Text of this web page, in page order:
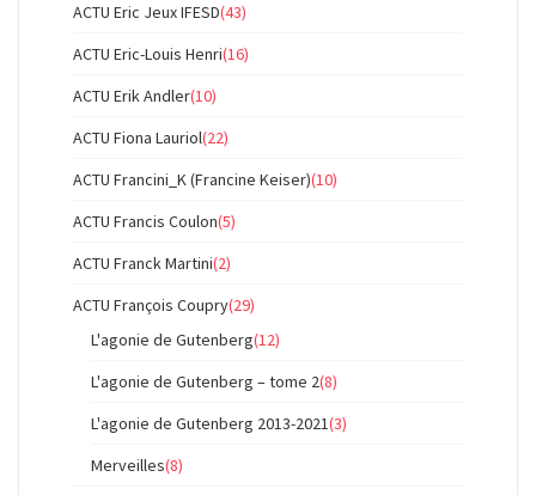
ACTU Eric Jeux IFESD(43)
ACTU Eric-Louis Henri(16)
ACTU Erik Andler(10)
ACTU Fiona Lauriol(22)
ACTU Francini_K (Francine Keiser)(10)
ACTU Francis Coulon(5)
ACTU Franck Martini(2)
ACTU François Coupry(29)
L'agonie de Gutenberg(12)
L'agonie de Gutenberg – tome 2(8)
L'agonie de Gutenberg 2013-2021(3)
Merveilles(8)